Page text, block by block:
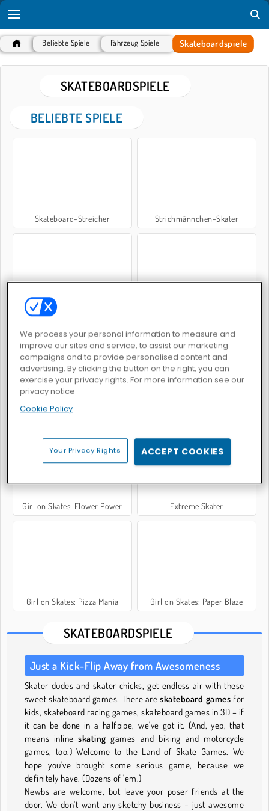
Beliebte Spiele Fahrzeug Spiele Skateboardspiele
SKATEBOARDSPIELE
BELIEBTE SPIELE
Skateboard-Streicher Strichmännchen-Skater
Dumb Riders
Skates Sky Roller
Girl on Skates: Flower Power Extreme Skater
Girl on Skates: Pizza Mania Girl on Skates: Paper Blaze
SKATEBOARDSPIELE
Just a Kick-Flip Away from Awesomeness
Skater dudes and skater chicks, get endless air with these
sweet skateboard games. There areskateboard gamesfor
kids, skateboard racing games, skateboard games in 3D – if
it can be done in a halfpipe, we've got it. (And, yep, that
means inlineskating games and biking and motorcycle
games, too.) Welcome to the Land of Skate Games. We
hope you've brought some serious game, because we
definitely have. (Dozens of 'em.)
Newbs are welcome, but leave your poser friends at the
door. We don't want any sketchy business – just awesome
We process your personal information to measure and
improve our sites and service, to assist our marketing
campaigns and to provide personalised content and
advertising. By clicking the button on the right, you can
exercise your privacy rights. For more information see our
privacy notice
Cookie Policy
Your Privacy Rights ACCEPT COOKIES